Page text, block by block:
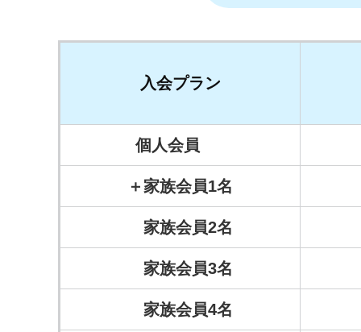
入会プラン
個人会員
＋家族会員1名
家族会員2名
家族会員3名
家族会員4名